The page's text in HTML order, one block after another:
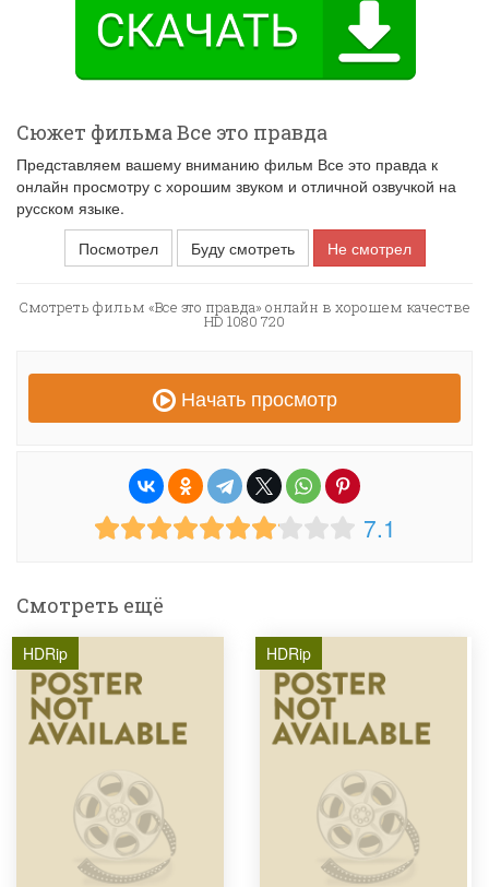
Сюжет фильма Все это правда
Представляем вашему вниманию фильм Все это правда к
онлайн просмотру с хорошим звуком и отличной озвучкой на
русском языке.
Посмотрел
Буду смотреть Не смотрел
Смотреть фильм «Все это правда» онлайн в хорошем качестве
HD 1080 720
Начать просмотр
7.1
Смотреть ещё
HDRip HDRip